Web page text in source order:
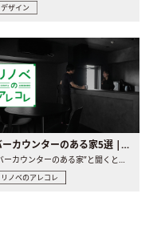
デザイン
バーカウンターのある家5選 | 日常に馴染む“距離の近い”キッチンとは
“バーカウンターのある家”と聞くと、少し特別な、大人のための..
リノベのアレコレ